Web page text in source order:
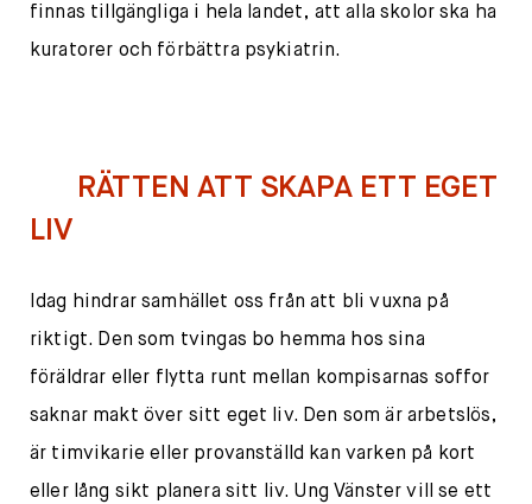
finnas tillgängliga i hela landet, att alla skolor ska ha
kuratorer och förbättra psykiatrin.
RÄTTEN ATT SKAPA ETT EGET
LIV
Idag hindrar samhället oss från att bli vuxna på
riktigt. Den som tvingas bo hemma hos sina
föräldrar eller flytta runt mellan kompisarnas soffor
saknar makt över sitt eget liv. Den som är arbetslös,
är timvikarie eller provanställd kan varken på kort
eller lång sikt planera sitt liv. Ung Vänster vill se ett